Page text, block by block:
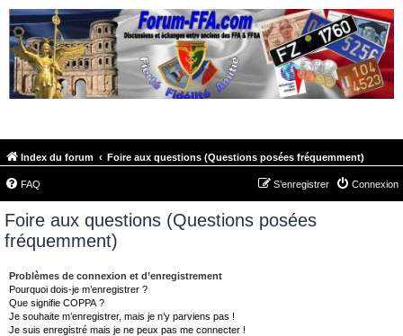
Index du forum Foire aux questions (Questions posées fréquemment)
FAQ Connexion
S’enregistrer
Foire aux questions (Questions posées
fréquemment)
Problèmes de connexion et d’enregistrement
Pourquoi dois-je m’enregistrer ?
Que signifie COPPA ?
Je souhaite m’enregistrer, mais je n’y parviens pas !
Je suis enregistré mais je ne peux pas me connecter !